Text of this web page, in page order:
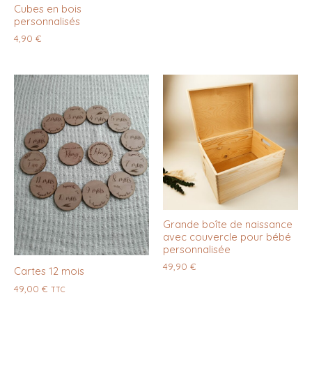
Cubes en bois
personnalisés
4,90 €
Cartes 12 mois
49,00 € TTC
Grande boîte de naissance
avec couvercle pour bébé
personnalisée
49,90 €